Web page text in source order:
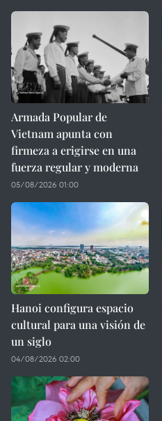
Armada Popular de
Vietnam apunta con
firmeza a erigirse en una
fuerza regular y moderna
05/08/2026 01:00
Hanoi configura espacio
cultural para una visión de
un siglo
04/08/2026 02:00